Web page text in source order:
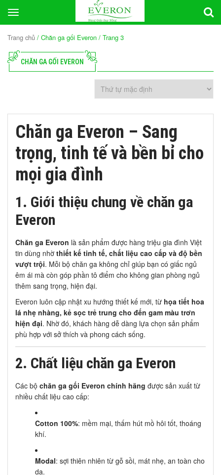
Toggle
navigation
Trang chủ / Chăn ga gối Everon / Trang 3
CHĂN GA GỐI EVERON
Chăn ga Everon – Sang
trọng, tinh tế và bền bỉ cho
mọi gia đình
1. Giới thiệu chung về chăn ga
Everon
Chăn ga Everon là sản phẩm được hàng triệu gia đình Việt
tin dùng nhờ thiết kế tinh tế, chất liệu cao cấp và độ bền
vượt trội. Mỗi bộ chăn ga không chỉ giúp bạn có giấc ngủ
êm ái mà còn góp phần tô điểm cho không gian phòng ngủ
thêm sang trọng, hiện đại.
Everon luôn cập nhật xu hướng thiết kế mới, từ họa tiết hoa
lá nhẹ nhàng, kẻ sọc trẻ trung cho đến gam màu trơn
hiện đại. Nhờ đó, khách hàng dễ dàng lựa chọn sản phẩm
phù hợp với sở thích và phong cách sống.
2. Chất liệu chăn ga Everon
Các bộ chăn ga gối Everon chính hãng được sản xuất từ
nhiều chất liệu cao cấp:
Cotton 100%: mềm mại, thấm hút mồ hôi tốt, thoáng
khí.
Modal: sợi thiên nhiên từ gỗ sồi, mát nhẹ, an toàn cho
da.